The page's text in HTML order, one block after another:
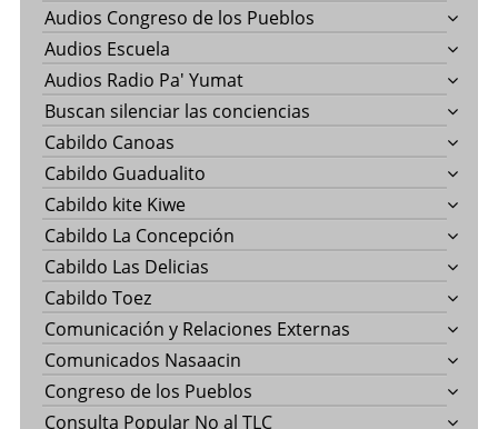
Audios Congreso de los Pueblos
Audios Escuela
Audios Radio Pa' Yumat
Buscan silenciar las conciencias
Cabildo Canoas
Cabildo Guadualito
Cabildo kite Kiwe
Cabildo La Concepción
Cabildo Las Delicias
Cabildo Toez
Comunicación y Relaciones Externas
Comunicados Nasaacin
Congreso de los Pueblos
Consulta Popular No al TLC